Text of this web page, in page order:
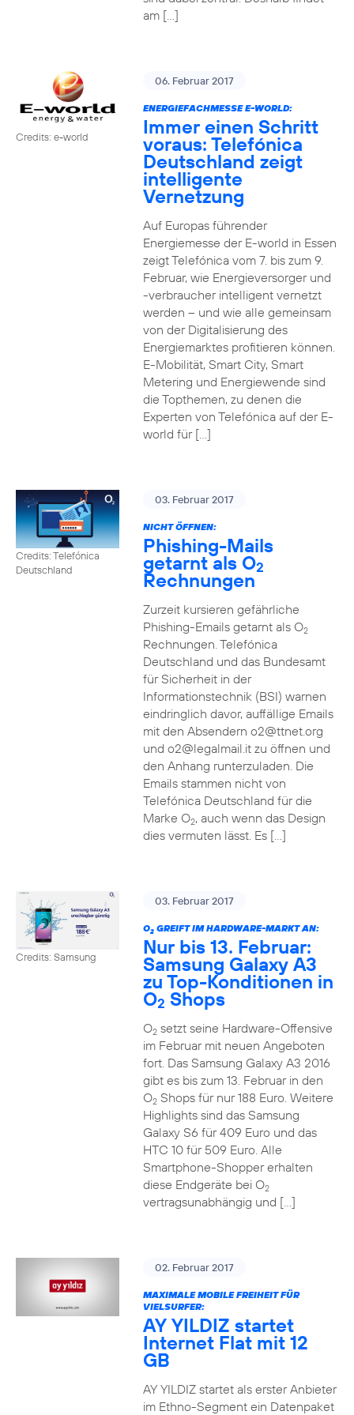
am […]
Credits: e-world
06. Februar 2017
ENERGIEFACHMESSE E-WORLD:
Immer einen Schritt
voraus: Telefónica
Deutschland zeigt
intelligente
Vernetzung
Auf Europas führender
Energiemesse der E-world in Essen
zeigt Telefónica vom 7. bis zum 9.
Februar, wie Energieversorger und
-verbraucher intelligent vernetzt
werden – und wie alle gemeinsam
von der Digitalisierung des
Energiemarktes profitieren können.
E-Mobilität, Smart City, Smart
Metering und Energiewende sind
die Topthemen, zu denen die
Experten von Telefónica auf der E-
world für […]
Credits: Telefónica
Deutschland
03. Februar 2017
NICHT ÖFFNEN:
Phishing-Mails
getarnt als O2
Rechnungen
Zurzeit kursieren gefährliche
Phishing-Emails getarnt als O2
Rechnungen. Telefónica
Deutschland und das Bundesamt
für Sicherheit in der
Informationstechnik (BSI) warnen
eindringlich davor, auffällige Emails
mit den Absendern o2@ttnet.org
und o2@legalmail.it zu öffnen und
den Anhang runterzuladen. Die
Emails stammen nicht von
Telefónica Deutschland für die
Marke O2, auch wenn das Design
dies vermuten lässt. Es […]
Credits: Samsung
03. Februar 2017
O2GREIFT IM HARDWARE-MARKT AN:
Nur bis 13. Februar:
Samsung Galaxy A3
zu Top-Konditionen in
O2 Shops
O2setzt seine Hardware-Offensive
im Februar mit neuen Angeboten
fort. Das Samsung Galaxy A3 2016
gibt es bis zum 13. Februar in den
O2Shops für nur 188 Euro. Weitere
Highlights sind das Samsung
Galaxy S6 für 409 Euro und das
HTC 10 für 509 Euro. Alle
Smartphone-Shopper erhalten
diese Endgeräte bei O2
vertragsunabhängig und […]
02. Februar 2017
MAXIMALE MOBILE FREIHEIT FÜR
VIELSURFER:
AY YILDIZ startet
Internet Flat mit 12
GB
AY YILDIZ startet als erster Anbieter
im Ethno-Segment ein Datenpaket